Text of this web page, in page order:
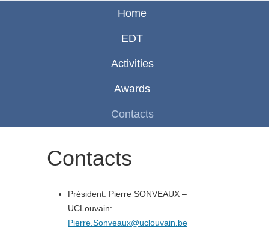
Home
EDT
Activities
Awards
Contacts
Contacts
Président: Pierre SONVEAUX –
UCLouvain:
Pierre.Sonveaux@uclouvain.be